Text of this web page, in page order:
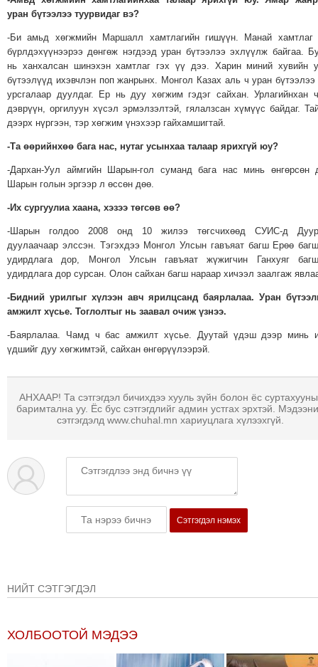
уран бүтээлээ туурвидаг вэ?
-Би амьд хөгжмийн Маршалл хамтлагийн гишүүн. Манай хамтлаг
бүрлдэхүүнээрээ дөнгөж нэгдээд уран бүтээлээ эхлүүлж байгаа.
нь ханхалсан шинэхэн хамтлаг гэх үү дээ. Харин миний хувийн
бүтээлүүд ихэвчлэн поп жанрынх. Монгол Казах аль ч уран бүтээлээ
урсгалаар дуулдаг. Ер нь дуу хөгжим гэдэг сайхан. Урлагийнхан
дэврүүн, оргилуун хүсэл эрмэлзэлтэй, гялалзсан хүмүүс байдаг.
дээрх нүргээн, тэр хөгжим үнэхээр гайхамшигтай.
-Та өөрийнхөө бага нас, нутаг усынхаа талаар ярихгүй юу?
-Дархан-Уул аймгийн Шарын-гол суманд бага нас минь өнгөрсөн
Шарын голын эргээр л өссөн дөө.
-Их сургуулиа хаана, хэзээ төгсөв өө?
-Шарын голдоо 2008 онд 10 жилээ төгсчихөөд СУИС-д
дуулаачаар элссэн. Тэгэхдээ Монгол Улсын гавъяат багш Ерөө
удирдлага дор, Монгол Улсын гавъяат жүжигчин Ганхуяг
удирдлага дор сурсан. Олон сайхан багш нараар хичээл заалгаж
-Бидний урилгыг хүлээн авч ярилцсанд баярлалаа. Уран
амжилт хүсье. Тоглолтыг нь заавал очиж үзнээ.
-Баярлалаа. Чамд ч бас амжилт хүсье. Дуутай үдэш дээр минь
үдшийг дуу хөгжимтэй, сайхан өнгөрүүлээрэй.
АНХААР! Та сэтгэгдэл бичихдээ хууль зүйн болон ёс
баримтална уу. Ёс бус сэтгэгдлийг админ устгах эрхтэй.
сэтгэгдэлд www.chuhal.mn хариуцлага хүлээхгүй.
Сэтгэгдэл нэмэх
НИЙТ СЭТГЭГДЭЛ
ХОЛБООТОЙ МЭДЭЭ